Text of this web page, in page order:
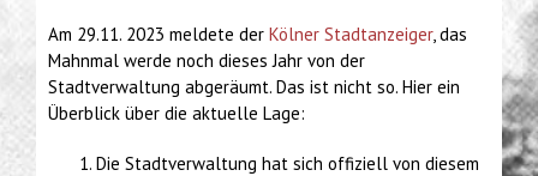
Am 29.11. 2023 meldete der Kölner Stadtanzeiger, das
Mahnmal werde noch dieses Jahr von der
Stadtverwaltung abgeräumt. Das ist nicht so. Hier ein
Überblick über die aktuelle Lage:
Die Stadtverwaltung hat sich offiziell von diesem